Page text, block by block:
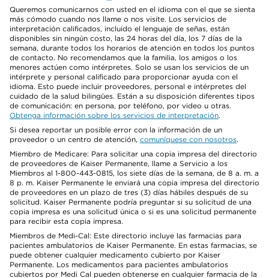
Queremos comunicarnos con usted en el idioma con el que se sienta
más cómodo cuando nos llame o nos visite. Los servicios de
interpretación calificados, incluido el lenguaje de señas, están
disponibles sin ningún costo, las 24 horas del día, los 7 días de la
semana, durante todos los horarios de atención en todos los puntos
de contacto. No recomendamos que la familia, los amigos o los
menores actúen como intérpretes. Solo se usan los servicios de un
intérprete y personal calificado para proporcionar ayuda con el
idioma. Esto puede incluir proveedores, personal e intérpretes del
cuidado de la salud bilingües. Están a su disposición diferentes tipos
de comunicación: en persona, por teléfono, por video u otras.
Obtenga información sobre los servicios de interpretación.
Si desea reportar un posible error con la información de un
proveedor o un centro de atención, comuníquese con nosotros.
Miembro de Medicare: Para solicitar una copia impresa del directorio
de proveedores de Kaiser Permanente, llame a Servicio a los
Miembros al 1-800-443-0815, los siete días de la semana, de 8 a. m. a
8 p. m. Kaiser Permanente le enviará una copia impresa del directorio
de proveedores en un plazo de tres (3) días hábiles después de su
solicitud. Kaiser Permanente podría preguntar si su solicitud de una
copia impresa es una solicitud única o si es una solicitud permanente
para recibir esta copia impresa.
Miembros de Medi-Cal: Este directorio incluye las farmacias para
pacientes ambulatorios de Kaiser Permanente. En estas farmacias, se
puede obtener cualquier medicamento cubierto por Kaiser
Permanente. Los medicamentos para pacientes ambulatorios
cubiertos por Medi Cal pueden obtenerse en cualquier farmacia de la